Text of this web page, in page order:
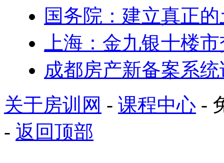
国务院：建立真正
上海：金九银十楼
成都房产新备案系
关于房训网 - 课程中心 -
- 返回顶部